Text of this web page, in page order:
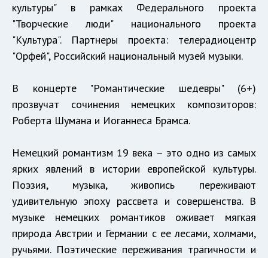
культуры" в рамках Федерального проекта
"Творческие люди" национального проекта
"Культура". Партнеры проекта: телерадиоцентр
"Орфей", Российский национальный музей музыки.
В концерте "Романтические шедевры" (6+)
прозвучат сочинения немецких композиторов:
Роберта Шумана и Иоганнеса Брамса.
Немецкий романтизм 19 века – это одно из самых
ярких явлений в истории европейской культуры.
Поэзия, музыка, живопись переживают
удивительную эпоху рассвета и совершенства. В
музыке немецких романтиков оживает мягкая
природа Австрии и Германии с ее лесами, холмами,
ручьями. Поэтические переживания трагичности и